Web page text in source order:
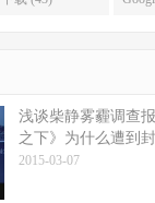
浅谈柴静雾霾调查
之下》为什么遭到
2015-03-07